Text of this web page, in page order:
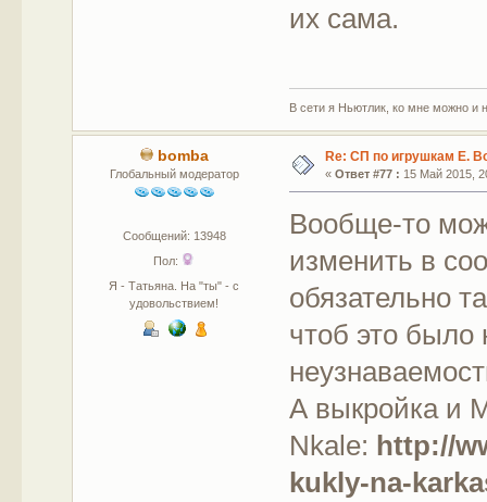
их сама.
В сети я Ньютлик, ко мне можно и
bomba
Глобальный модератор
Сообщений: 13948
Пол:
Я - Татьяна. На "ты" - с
удовольствием!
Re: СП по игрушкам Е.
« Ответ #77 : 15 Май 2015,
Вообще-то
изменить в
обязательно
чтоб это было
А выкройка и
Nkale: http://
kukly-na-